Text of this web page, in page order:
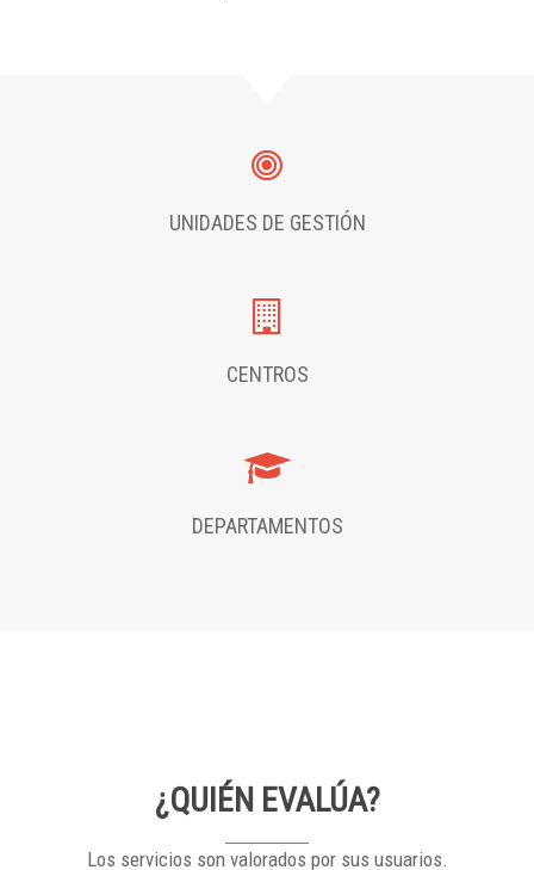
UNIDADES DE GESTIÓN
CENTROS
DEPARTAMENTOS
¿QUIÉN EVALÚA?
Los servicios son valorados por sus usuarios.